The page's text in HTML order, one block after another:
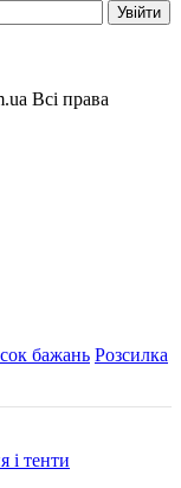
Всі права
бажань Розсилка
і тенти